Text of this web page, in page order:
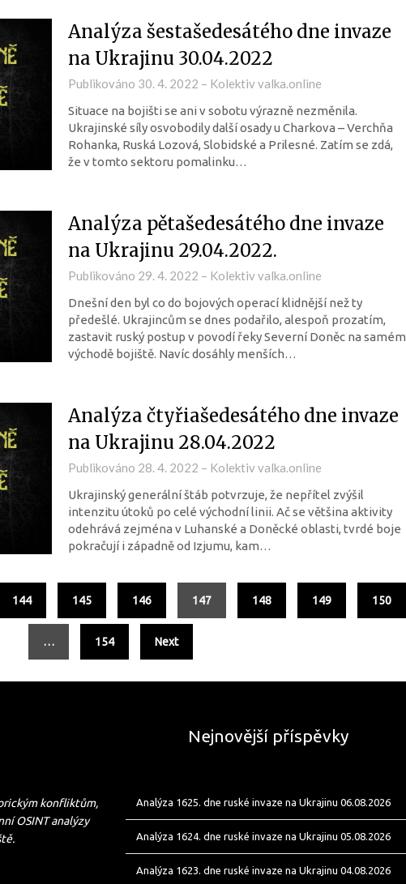
Analýza šestašedesátého dne invaze
na Ukrajinu 30.04.2022
Publikováno 30. 4. 2022 – Kolektiv valka.online
Situace na bojišti se ani v sobotu výrazně nezměnila.
Ukrajinské síly osvobodily další osady u Charkova – Verchňa
Rohanka, Ruská Lozová, Slobidské a Prilesné. Zatím se zdá,
že v tomto sektoru pomalinku…
Analýza pětašedesátého dne invaze
na Ukrajinu 29.04.2022.
Publikováno 29. 4. 2022 – Kolektiv valka.online
Dnešní den byl co do bojových operací klidnější než ty
předešlé. Ukrajincům se dnes podařilo, alespoň prozatím,
zastavit ruský postup v povodí řeky Severní Doněc na samém
východě bojiště. Navíc dosáhly menších…
Analýza čtyřiašedesátého dne invaze
na Ukrajinu 28.04.2022
Publikováno 28. 4. 2022 – Kolektiv valka.online
Ukrajinský generální štáb potvrzuje, že nepřítel zvýšil
intenzitu útoků po celé východní linii. Ač se většina aktivity
odehrává zejména v Luhanské a Doněcké oblasti, tvrdé boje
pokračují i západně od Izjumu, kam…
144 145 146 147 148 149 150
… 154 Next
konfliktům,
OSINT analýzy
Nejnovější příspěvky
Analýza 1625. dne ruské invaze na Ukrajinu 06.08.2026
Analýza 1624. dne ruské invaze na Ukrajinu 05.08.2026
Analýza 1623. dne ruské invaze na Ukrajinu 04.08.2026